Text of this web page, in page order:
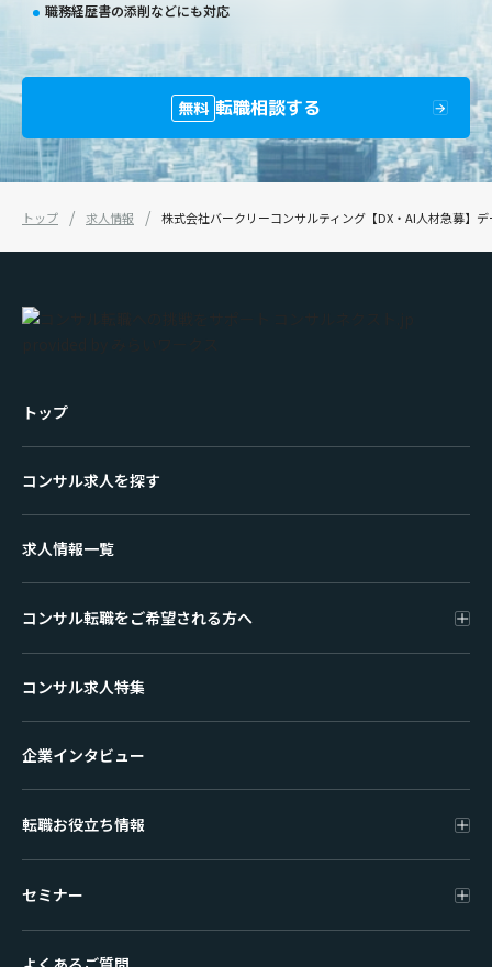
職務経歴書の添削などにも対応
無料 転職相談する
トップ 求人情報 株式会社バークリーコンサルティング【DX・AI人材急募】
トップ
コンサル求人を探す
求人情報一覧
コンサル転職をご希望される方へ
コンサル求人特集
企業インタビュー
転職お役立ち情報
セミナー